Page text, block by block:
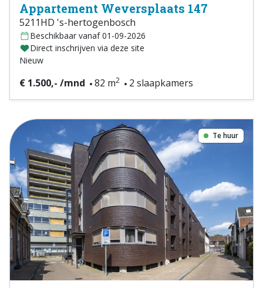
Appartement Weversplaats 147
5211HD 's-hertogenbosch
Beschikbaar vanaf 01-09-2026
Direct inschrijven via deze site
Nieuw
€ 1.500,- /mnd 82 m2 2 slaapkamers
Te huur